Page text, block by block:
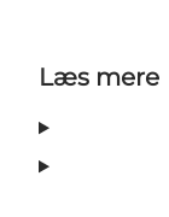
Læs mere